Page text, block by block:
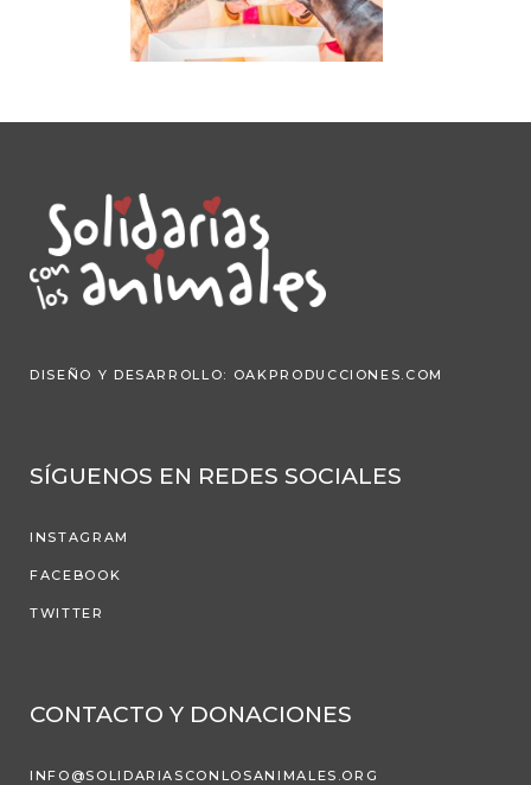
DISEÑO Y DESARROLLO: OAKPRODUCCIONES.COM
SÍGUENOS EN REDES SOCIALES
INSTAGRAM
FACEBOOK
TWITTER
CONTACTO Y DONACIONES
INFO@SOLIDARIASCONLOSANIMALES.ORG